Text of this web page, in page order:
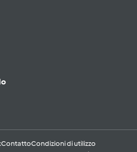
ContattoCondizioni di utilizzo